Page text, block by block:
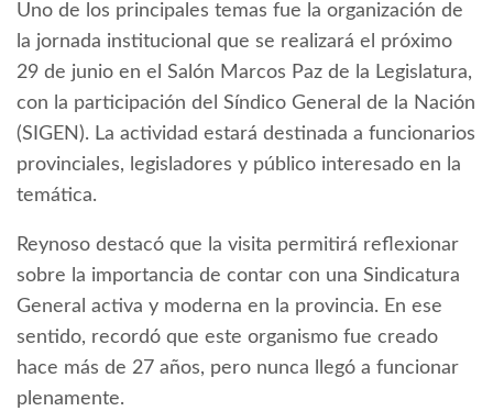
Uno de los principales temas fue la organización de
la jornada institucional que se realizará el próximo
29 de junio en el Salón Marcos Paz de la Legislatura,
con la participación del Síndico General de la Nación
(SIGEN). La actividad estará destinada a funcionarios
provinciales, legisladores y público interesado en la
temática.
Reynoso destacó que la visita permitirá reflexionar
sobre la importancia de contar con una Sindicatura
General activa y moderna en la provincia. En ese
sentido, recordó que este organismo fue creado
hace más de 27 años, pero nunca llegó a funcionar
plenamente.